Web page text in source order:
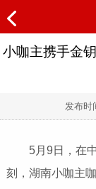
小咖主携手金
发布时
5月9日，在
刻，湖南小咖主